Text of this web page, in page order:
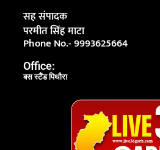
सह संपादक
परमीत सिंह माटा
Phone No.- 9993625664
Office:
बस स्टैंड पिथौरा